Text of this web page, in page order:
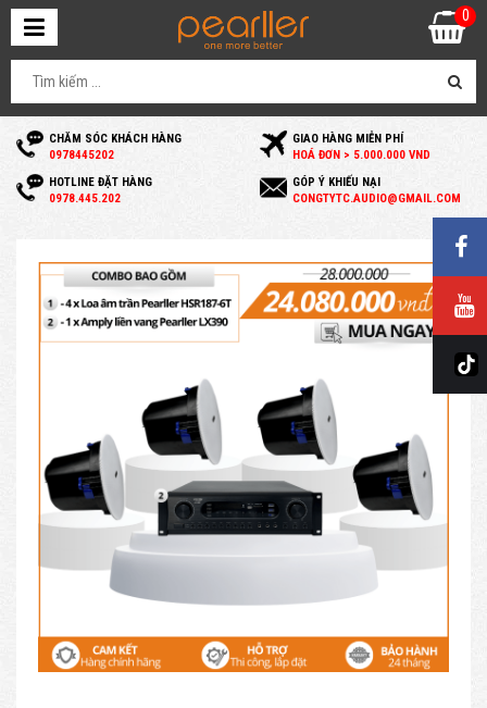
CHĂM SÓC KHÁCH HÀNG
0978445202
GIAO HÀNG MIỄN PHÍ
HOÁ ĐƠN > 5.000.000 VND
HOTLINE ĐẶT HÀNG
0978.445.202
GÓP Ý KHIẾU NẠI
CONGTYTC.AUDIO@GMAIL.COM
0